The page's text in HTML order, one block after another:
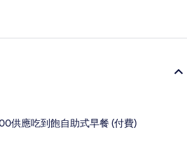
供應吃到飽自助式早餐 (付費)